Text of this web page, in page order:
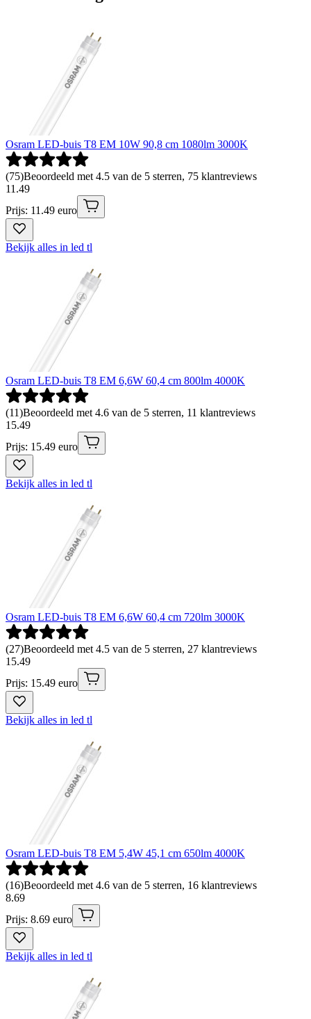
Osram LED-buis T8 EM 10W 90,8 cm 1080lm 3000K
(75)Beoordeeld met 4.5 van de 5 sterren, 75 klantreviews
11 .49
Prijs: 11.49 euro
Bekijk alles in led tl
Osram LED-buis T8 EM 6,6W 60,4 cm 800lm 4000K
(11)Beoordeeld met 4.6 van de 5 sterren, 11 klantreviews
15.49
Prijs: 15.49 euro
Bekijk alles in led tl
Osram LED-buis T8 EM 6,6W 60,4 cm 720lm 3000K
(27)Beoordeeld met 4.5 van de 5 sterren, 27 klantreviews
15.49
Prijs: 15.49 euro
Bekijk alles in led tl
Osram LED-buis T8 EM 5,4W 45,1 cm 650lm 4000K
(16)Beoordeeld met 4.6 van de 5 sterren, 16 klantreviews
8.69
Prijs: 8.69 euro
Bekijk alles in led tl